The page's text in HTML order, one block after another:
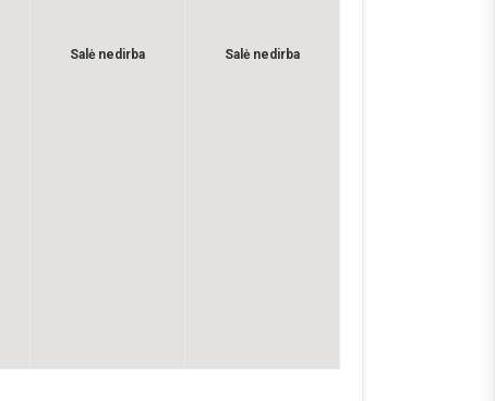
Salė nedirba Salė nedirba